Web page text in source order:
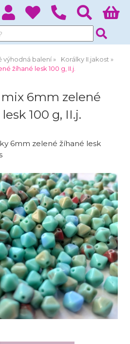
výhodná balení
Korálky II.jakost
žíhané lesk 100 g, II.j.
6mm zelené
100 g, II.j.
6mm zelené žíhané lesk